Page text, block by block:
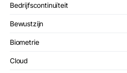
Bedrijfscontinuïteit
Bewustzijn
Biometrie
Cloud